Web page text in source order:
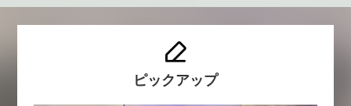
ピックアップ